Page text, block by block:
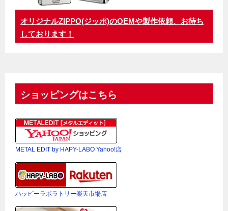
オリジナルZIPPO(ジッポ)のOEMや製作依頼、お待ち
しております！
ショッピングはこちら
METAL EDIT by HAPY-LABO Yahoo!店
ハッピーラボラトリー楽天市場店